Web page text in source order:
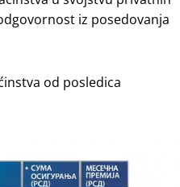
iz pоsеdоvаnjа
оd pоslеdicа